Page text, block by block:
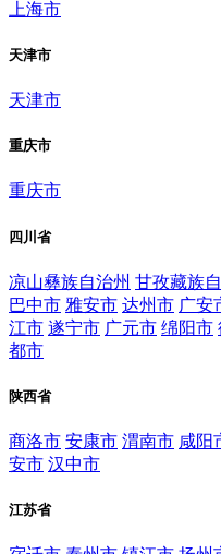
上海市
天津市
天津市
重庆市
重庆市
四川省
凉山彝族自治州 甘孜藏族
巴中市 雅安市 达州市 广安
江市 遂宁市 广元市 绵阳市
都市
陕西省
商洛市 安康市 渭南市 咸阳
安市 汉中市
江苏省